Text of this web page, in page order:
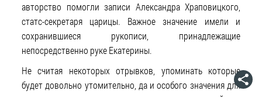
авторство помогли записи Александра Храповицкого,
статс-секретаря царицы. Важное значение имели и
сохранившиеся рукописи, принадлежащие
непосредственно руке Екатерины.
Не считая некоторых отрывков, упоминать которые
будет довольно утомительно, да и особого значения для